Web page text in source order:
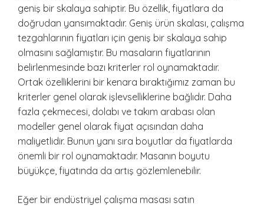
geniş bir skalaya sahiptir. Bu özellik, fiyatlara da
doğrudan yansımaktadır. Geniş ürün skalası, çalışma
tezgahlarının fiyatları için geniş bir skalaya sahip
olmasını sağlamıştır. Bu masaların fiyatlarının
belirlenmesinde bazı kriterler rol oynamaktadır.
Ortak özelliklerini bir kenara bıraktığımız zaman bu
kriterler genel olarak işlevselliklerine bağlıdır. Daha
fazla çekmecesi, dolabı ve takım arabası olan
modeller genel olarak fiyat açısından daha
maliyetlidir. Bunun yanı sıra boyutlar da fiyatlarda
önemli bir rol oynamaktadır. Masanın boyutu
büyükçe, fiyatında da artış gözlemlenebilir.
Eğer bir endüstriyel çalışma masası satın